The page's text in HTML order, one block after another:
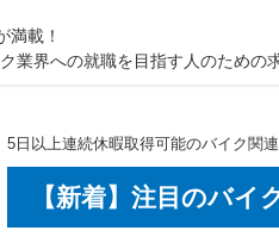
満載！
業界への就職を目指す人のための
5日以上連続休暇取得可能のバイク関
【新着】注目のバイ